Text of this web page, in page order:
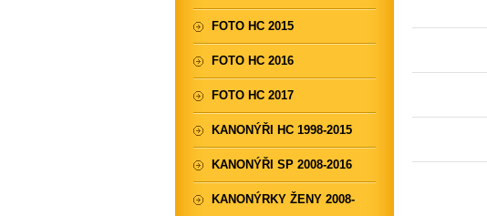
FOTO HC 2015
FOTO HC 2016
FOTO HC 2017
KANONÝŘI HC 1998-2015
KANONÝŘI SP 2008-2016
KANONÝRKY ŽENY 2008-